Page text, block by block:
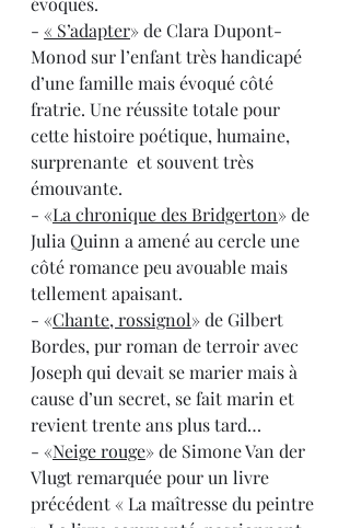
- « S’adapter» de Clara Dupont-
Monod sur l’enfant très handicapé
d’une famille mais évoqué côté
fratrie. Une réussite totale pour
cette histoire poétique, humaine,
surprenante  et souvent très
émouvante.
- «La chronique des Bridgerton» de
Julia Quinn a amené au cercle une
côté romance peu avouable mais
tellement apaisant.
- «Chante, rossignol» de Gilbert
Bordes, pur roman de terroir avec
Joseph qui devait se marier mais à
cause d’un secret, se fait marin et
revient trente ans plus tard…
- «Neige rouge» de Simone Van der
Vlugt remarquée pour un livre
précédent « La maîtresse du peintre